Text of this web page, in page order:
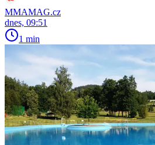
MMAMAG.cz
dnes, 09:51
1 min